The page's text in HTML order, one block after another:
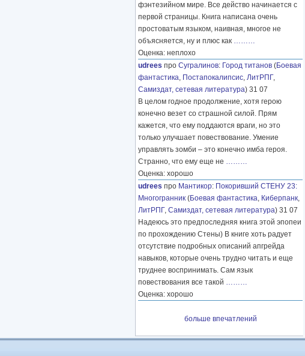
фэнтезийном мире. Все действо начинается с
первой страницы. Книга написана очень
простоватым языком, наивная, многое не
объясняется, ну и плюс как ………
Оценка: неплохо
udrees про Сугралинов: Город титанов (Боевая
фантастика, Постапокалипсис, ЛитРПГ,
Самиздат, сетевая литература) 31 07
В целом годное продолжение, хотя герою
конечно везет со страшной силой. Прям
кажется, что ему поддаются враги, но это
только улучшает повествование. Умение
управлять зомби – это конечно имба героя.
Странно, что ему еще не ………
Оценка: хорошо
udrees про Мантикор: Покоривший СТЕНУ 23:
Многогранник (Боевая фантастика, Киберпанк,
ЛитРПГ, Самиздат, сетевая литература) 31 07
Надеюсь это предпоследняя книга этой эпопеи
по прохождению Стены) В книге хоть радует
отсутствие подробных описаний апгрейда
навыков, которые очень трудно читать и еще
труднее воспринимать. Сам язык
повествования все такой ………
Оценка: хорошо
больше впечатлений